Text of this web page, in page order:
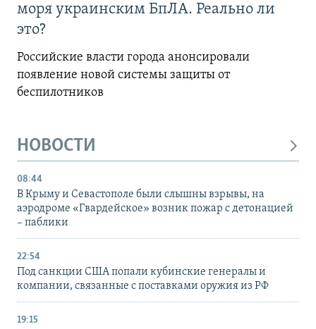
моря украинским БпЛА. Реально ли
это?
Российские власти города анонсировали
появление новой системы защиты от
беспилотников
НОВОСТИ
08:44
В Крыму и Севастополе были слышны взрывы, на
аэродроме «Гвардейское» возник пожар с детонацией
– паблики
22:54
Под санкции США попали кубинские генералы и
компании, связанные с поставками оружия из РФ
19:15